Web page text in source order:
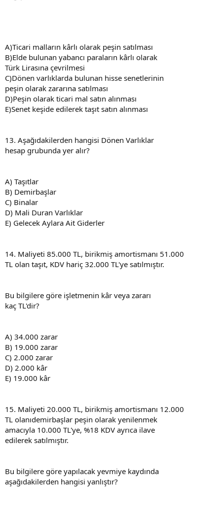
A)Ticari malların kârlı olarak peşin satılması
B)Elde bulunan yabancı paraların kârlı olarak
Türk Lirasına çevrilmesi
C)Dönen varlıklarda bulunan hisse senetlerinin
peşin olarak zararına satılması
D)Peşin olarak ticari mal satın alınması
E)Senet keşide edilerek taşıt satın alınması
13. Aşağıdakilerden hangisi Dönen Varlıklar
hesap grubunda yer alır?
A) Taşıtlar
B) Demirbaşlar
C) Binalar
D) Mali Duran Varlıklar
E) Gelecek Aylara Ait Giderler
14. Maliyeti 85.000 TL, birikmiş amortismanı 51.000
TL olan taşıt, KDV hariç 32.000 TL'ye satılmıştır.
Bu bilgilere göre işletmenin kâr veya zararı
kaç TL'dir?
A) 34.000 zarar
B) 19.000 zarar
C) 2.000 zarar
D) 2.000 kâr
E) 19.000 kâr
15. Maliyeti 20.000 TL, birikmiş amortismanı 12.000
TL olanıdemirbaşlar peşin olarak yenilenmek
amacıyla 10.000 TL'ye, %18 KDV ayrıca ilave
edilerek satılmıştır.
Bu bilgilere göre yapılacak yevmiye kaydında
aşağıdakilerden hangisi yanlıştır?